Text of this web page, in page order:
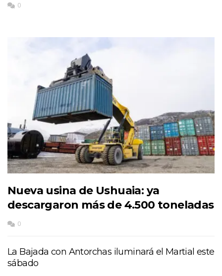
0
Nueva usina de Ushuaia: ya
descargaron más de 4.500 toneladas
0
La Bajada con Antorchas iluminará el Martial este
sábado